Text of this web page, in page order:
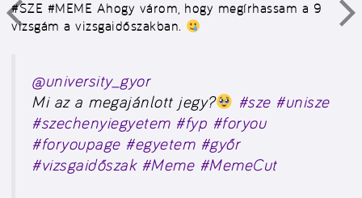
#SZE #MEME Ahogy várom, hogy megírhassam a 9
vizsgám a vizsgaidőszakban.
@university_gyor
Mi az a megajánlott jegy?
#sze #unisze
#szechenyiegyetem #fyp #foryou
#foryoupage #egyetem #győr
#vizsgaidőszak #Meme #MemeCut